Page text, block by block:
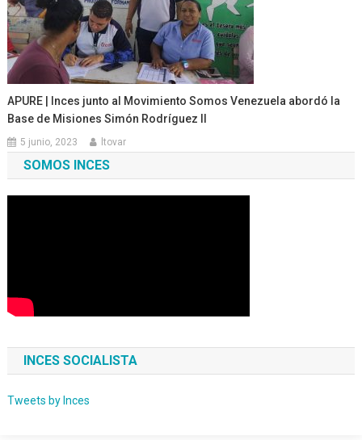
APURE | Inces junto al Movimiento Somos Venezuela abordó la
Base de Misiones Simón Rodríguez II
5 junio, 2023 ltovar
SOMOS INCES
INCES SOCIALISTA
Tweets by Inces